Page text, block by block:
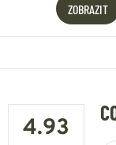
ZOBRAZIT
4.93